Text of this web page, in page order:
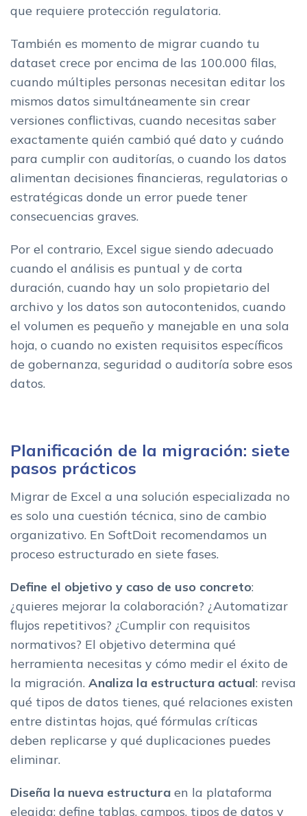
que requiere protección regulatoria.
También es momento de migrar cuando tu
dataset crece por encima de las 100.000 filas,
cuando múltiples personas necesitan editar los
mismos datos simultáneamente sin crear
versiones conflictivas, cuando necesitas saber
exactamente quién cambió qué dato y cuándo
para cumplir con auditorías, o cuando los datos
alimentan decisiones financieras, regulatorias o
estratégicas donde un error puede tener
consecuencias graves.
Por el contrario, Excel sigue siendo adecuado
cuando el análisis es puntual y de corta
duración, cuando hay un solo propietario del
archivo y los datos son autocontenidos, cuando
el volumen es pequeño y manejable en una sola
hoja, o cuando no existen requisitos específicos
de gobernanza, seguridad o auditoría sobre esos
datos.
Planificación de la migración: siete
pasos prácticos
Migrar de Excel a una solución especializada no
es solo una cuestión técnica, sino de cambio
organizativo. En SoftDoit recomendamos un
proceso estructurado en siete fases.
Define el objetivo y caso de uso concreto:
¿quieres mejorar la colaboración? ¿Automatizar
flujos repetitivos? ¿Cumplir con requisitos
normativos? El objetivo determina qué
herramienta necesitas y cómo medir el éxito de
la migración. Analiza la estructura actual: revisa
qué tipos de datos tienes, qué relaciones existen
entre distintas hojas, qué fórmulas críticas
deben replicarse y qué duplicaciones puedes
eliminar.
Diseña la nueva estructura en la plataforma
elegida: define tablas, campos, tipos de datos y